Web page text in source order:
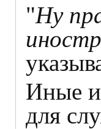
"Ну
Иные и
для